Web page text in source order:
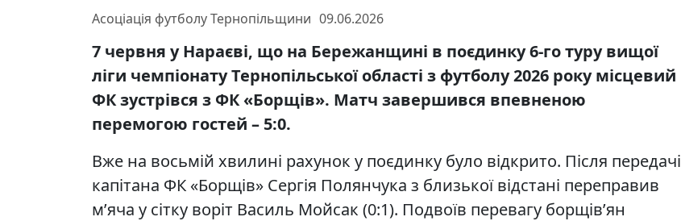
Асоціація футболу Тернопільщини 09.06.2026
7 червня у Нараєві, що на Бережанщині в поєдинку 6-го туру вищої
ліги чемпіонату Тернопільської області з футболу 2026 року місцевий
ФК зустрівся з ФК «Борщів». Матч завершився впевненою
перемогою гостей – 5:0.
Вже на восьмій хвилині рахунок у поєдинку було відкрито. Після передачі
капітана ФК «Борщів» Сергія Полянчука з близької відстані переправив
м’яча у сітку воріт Василь Мойсак (0:1). Подвоїв перевагу борщів’ян